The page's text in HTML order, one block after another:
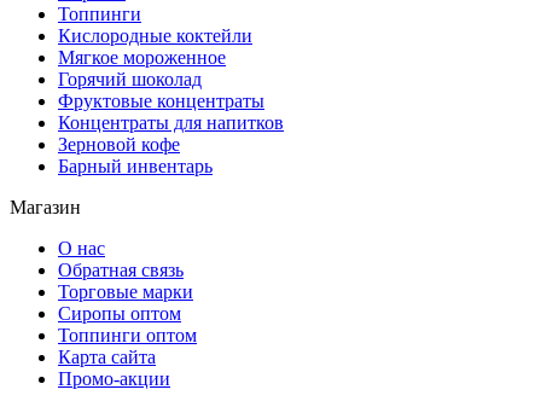
Топпинги
Кислородные коктейли
Мягкое мороженное
Горячий шоколад
Фруктовые концентраты
Концентраты для напитков
Зерновой кофе
Барный инвентарь
Магазин
О нас
Обратная связь
Торговые марки
Сиропы оптом
Топпинги оптом
Карта сайта
Промо-акции